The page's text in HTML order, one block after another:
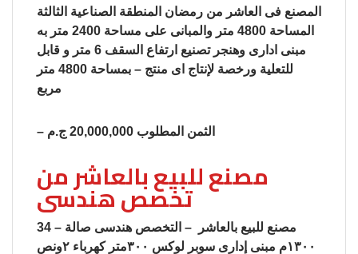
المصنع فى العاشر من رمضان المنطقة الصناعية الثالثة
المساحة 4800 متر والمبانى على مساحة 2400 متر به
مبنى ادارى وهنجر تصنيع ارتفاع السقف 6 متر و قابل
للتعلية ورخصة لإنتاج اى منتج – بمساحة 4800 متر
– الثمن المطلوب 20,000,000 ج.م
مصنع للبيع بالعاشر من
تخصص هندسى
34 – مصنع للبيع بالعاشر – التخصص هندسى صالة
١٣٠٠م مبنى إدارى سوبر لوكس ٣٠٠متر كهرباء ٢ونص